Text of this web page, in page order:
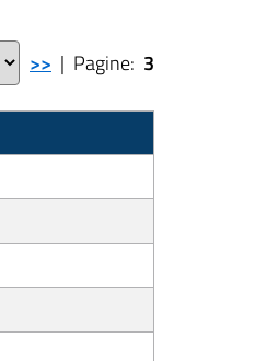
>> | Pagine: 3